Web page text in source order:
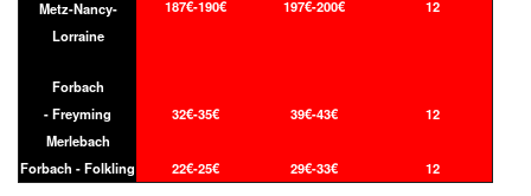
Metz-Nancy-
Lorraine
187€-190€ 197€-200€ 12
Forbach
- Freyming
Merlebach
32€-35€ 39€-43€ 12
Forbach - Folkling 22€-25€ 29€-33€ 12